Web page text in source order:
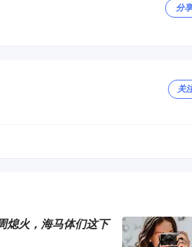
分享
关
熄火，海马体们这下